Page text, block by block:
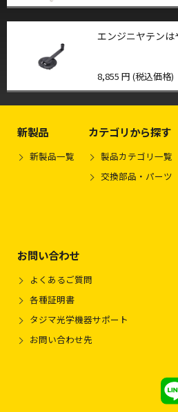
エンジニヤテンは
8,855 円 (税込価格)
新製品
新製品一覧
カテゴリから探す
製品カテゴリ一覧
交換部品・パーツ
お問い合わせ
よくあるご質問
各種証明書
タジマ光学機器サポート
お問い合わせ先